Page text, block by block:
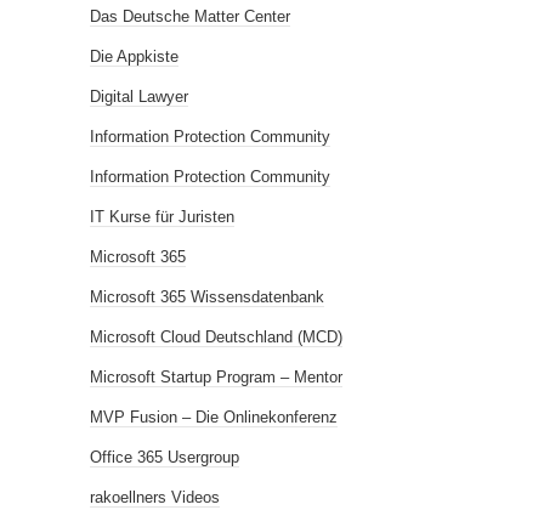
Das Deutsche Matter Center
Die Appkiste
Digital Lawyer
Information Protection Community
Information Protection Community
IT Kurse für Juristen
Microsoft 365
Microsoft 365 Wissensdatenbank
Microsoft Cloud Deutschland (MCD)
Microsoft Startup Program – Mentor
MVP Fusion – Die Onlinekonferenz
Office 365 Usergroup
rakoellners Videos